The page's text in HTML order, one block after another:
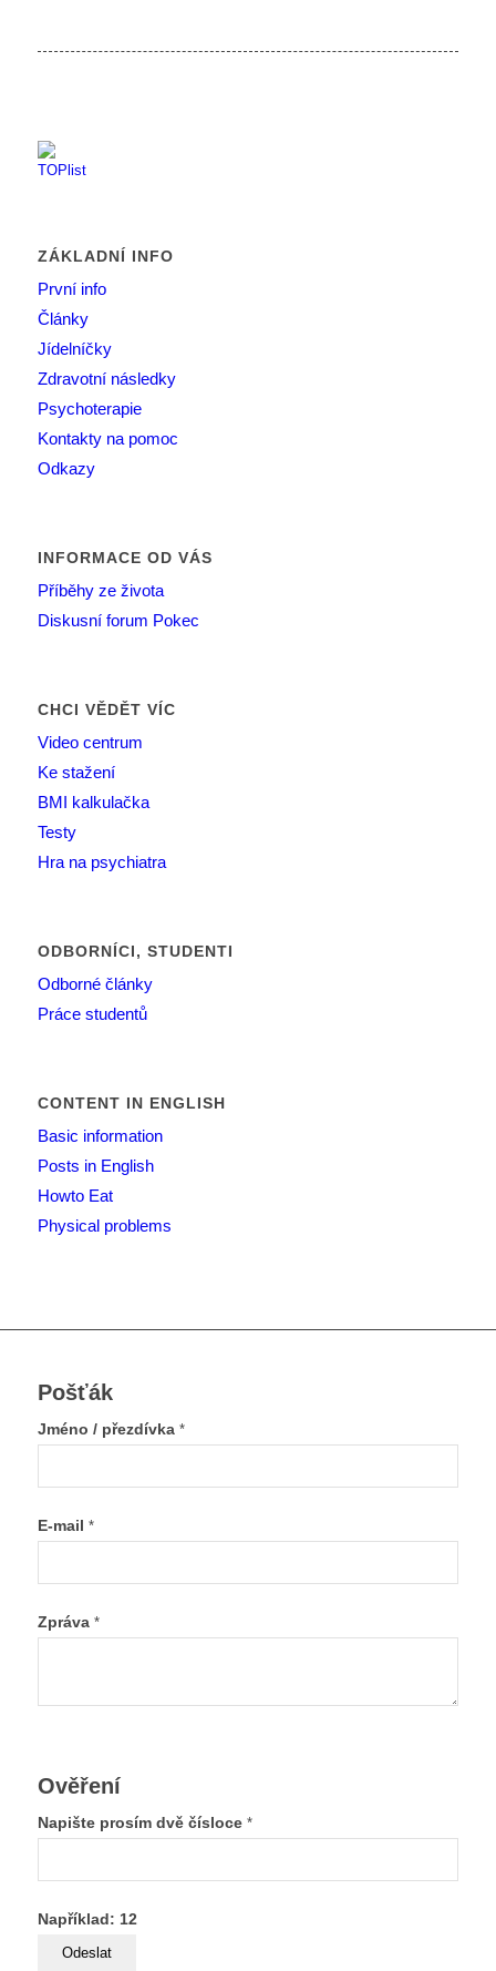
ZÁKLADNÍ INFO
První info
Články
Jídelníčky
Zdravotní následky
Psychoterapie
Kontakty na pomoc
Odkazy
INFORMACE OD VÁS
Příběhy ze života
Diskusní forum Pokec
CHCI VĚDĚT VÍC
Video centrum
Ke stažení
BMI kalkulačka
Testy
Hra na psychiatra
ODBORNÍCI, STUDENTI
Odborné články
Práce studentů
CONTENT IN ENGLISH
Basic information
Posts in English
Howto Eat
Physical problems
Pošťák
Jméno / přezdívka *
E-mail *
Zpráva *
Ověření
Napište prosím dvě čísloce *
Například: 12